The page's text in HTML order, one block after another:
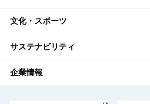
商品一覧
商品発売情報
栄養成分一覧
知る・楽しむTOP
キャンペーン
工場見学
文化・スポーツ
文化・スポーツTOP
サントリーホール
サステナビリティ
サステナビリティTOP
企業情報